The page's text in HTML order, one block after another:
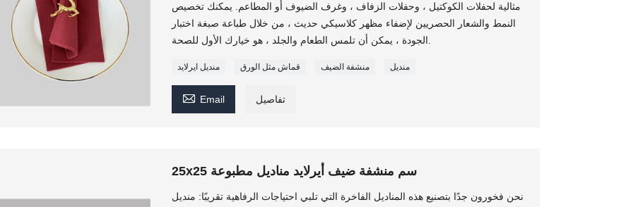
مثالية لحفلات الكوكتيل ، وحفلات الزفاف ، وغرف الضيوف أو المطاعم. يمكنك تخصيص
النمط والشعار الحصريين لإضفاء مظهر كلاسيكي حديث ، من خلال طباعة صبغة اختبار
منديل ايرلايد قماش مثل الورق منشفة الضيف منديل
 Email تفاصيل
25x25 سم منشفة ضيف أيرلايد مناديل مطبوعة
نحن فخورون جدًا بتصنيع هذه المناديل الفاخرة التي تلبي احتياجات الرفاهية تقريبًا: منديل